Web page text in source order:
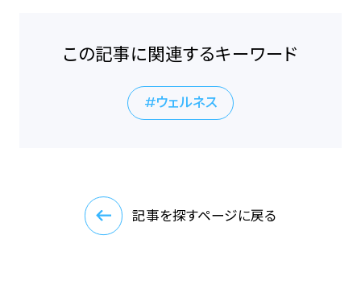
この記事に関連するキーワード
ウェルネス
記事を探すページに戻る